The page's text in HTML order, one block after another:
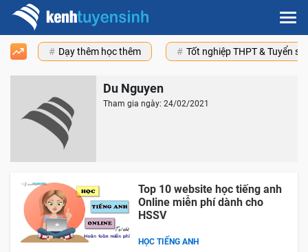
Dạy thêm học thêm Tốt nghiệp THPT & Tuyển
Du Nguyen
Tham gia ngày: 24/02/2021
Top 10 website học tiếng anh
Online miễn phí dành cho
HSSV
HỌC TIẾNG ANH